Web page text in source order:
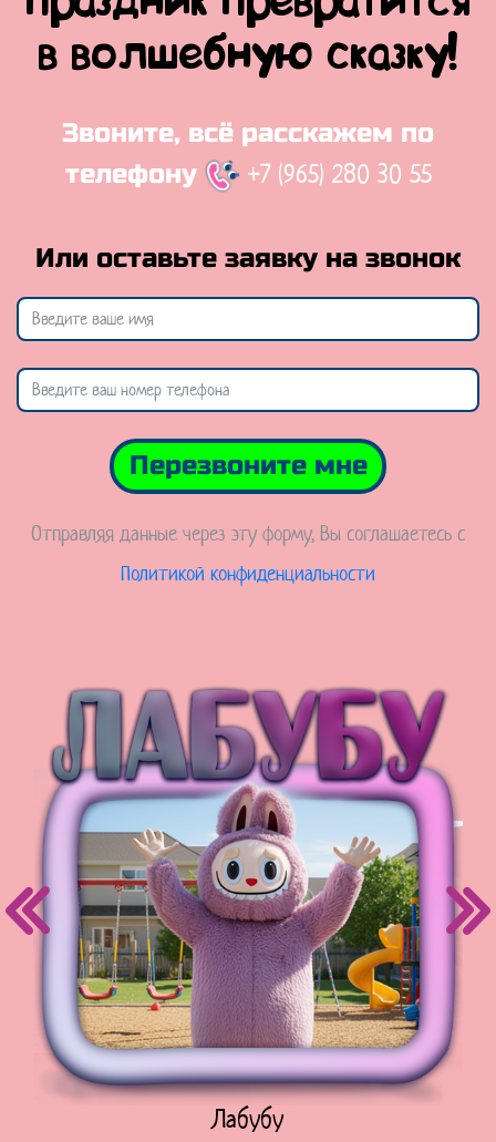
в волшебную сказку!
Звоните, всё расскажем по
телефону
+7 (965) 280 30 55
Или оставьте заявку на звонок
Перезвоните мне
Отправляя данные через эту форму, Вы соглашаетесь с
Политикой конфиденциальности
Куклы Лол